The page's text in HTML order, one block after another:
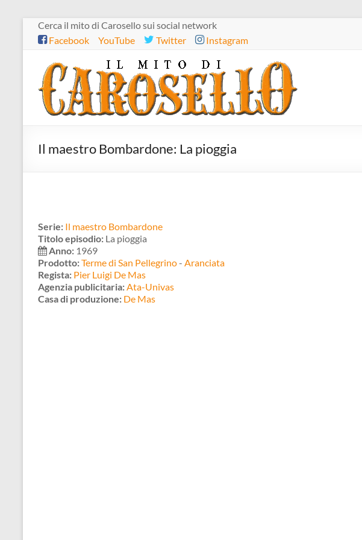
Salta
contenuto
Cerca il mito di Carosello sui social network
Facebook
YouTube Twitter Instagram
Il
mito
di
Carosello
Il maestro Bombardone: La pioggia
Serie: Il maestro Bombardone
Titolo episodio: La pioggia
Anno: 1969
Prodotto:Terme di San Pellegrino- Aranciata
Regista: Pier Luigi De Mas
Agenzia publicitaria:Ata-Univas
Casa di produzione: De Mas